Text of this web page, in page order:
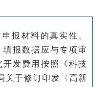
报材料的真实性、
填报数据应与专项审
发费用按照《科技
关于修订印发〈高新